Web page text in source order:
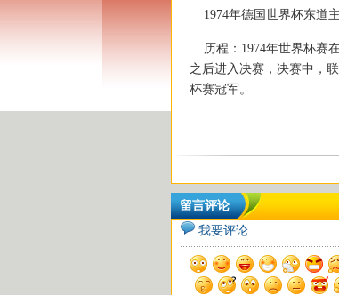
1974年德国世界杯
历程：1974年世界杯赛
之后进入决赛，决赛中，
杯赛冠军。
留言评论
我要评论